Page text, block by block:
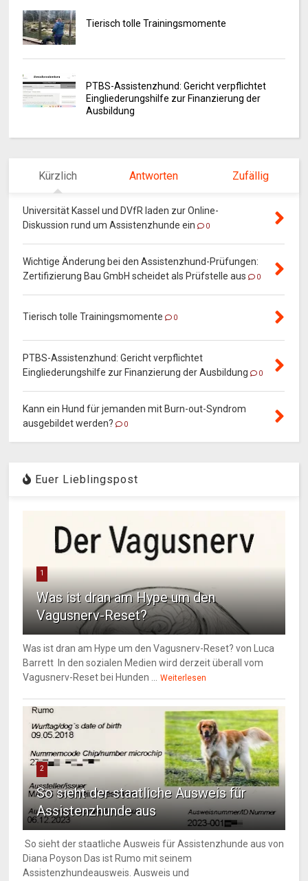
Tierisch tolle Trainingsmomente
PTBS-Assistenzhund: Gericht verpflichtet
Eingliederungshilfe zur Finanzierung der
Ausbildung
Kürzlich Antworten Zufällig
Universität Kassel und DVfR laden zur Online-
Diskussion rund um Assistenzhunde ein
0
Wichtige Änderung bei den Assistenzhund-Prüfungen:
Zertifizierung Bau GmbH scheidet als Prüfstelle aus
0
Tierisch tolle Trainingsmomente 0
PTBS-Assistenzhund: Gericht verpflichtet
Eingliederungshilfe zur Finanzierung der Ausbildung
0
Kann ein Hund für jemanden mit Burn-out-Syndrom
ausgebildet werden?
0
Euer Lieblingspost
1
Was ist dran am Hype um den
Vagusnerv-Reset?
Was ist dran am Hype um den Vagusnerv-Reset? von Luca
Barrett In den sozialen Medien wird derzeit überall vom
Vagusnerv-Reset bei Hunden ... Weiterlesen
2
So sieht der staatliche Ausweis für
Assistenzhunde aus
So sieht der staatliche Ausweis für Assistenzhunde aus von
Diana Poyson Das ist Rumo mit seinem
Assistenzhundeausweis. Ausweis und